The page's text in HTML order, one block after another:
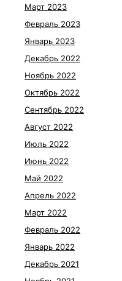
Март 2023
Февраль 2023
Январь 2023
Декабрь 2022
Ноябрь 2022
Октябрь 2022
Сентябрь 2022
Август 2022
Июль 2022
Июнь 2022
Май 2022
Апрель 2022
Март 2022
Февраль 2022
Январь 2022
Декабрь 2021